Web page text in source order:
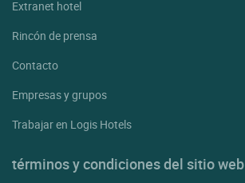
Extranet hotel
Rincón de prensa
Contacto
Empresas y grupos
Trabajar en Logis Hotels
términos y condiciones del sitio web